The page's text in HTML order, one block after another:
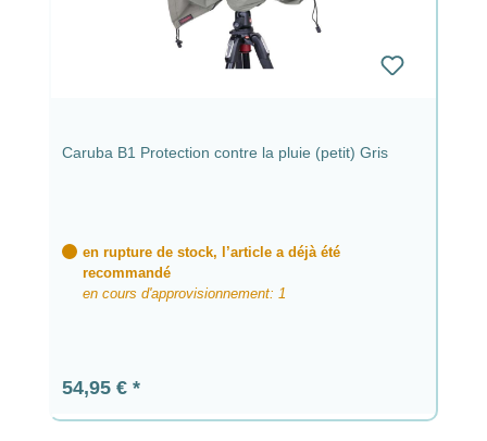
Caruba B1 Protection contre la pluie (petit) Gris
en rupture de stock, l’article a déjà été
recommandé
en cours d'approvisionnement: 1
Prix régulier :
54,95 €